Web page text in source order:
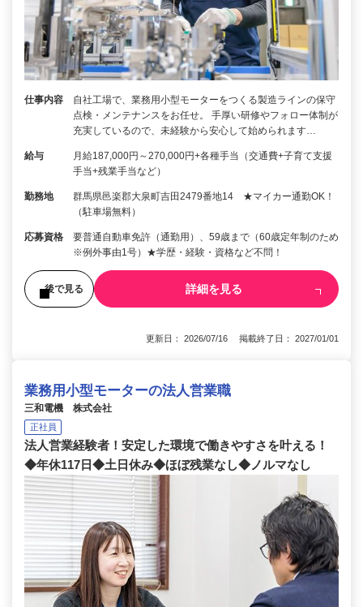
仕事内容
自社工場で、業務用小型モーターをつくる製造ラインの保守
点検・メンテナンスをお任せ。 手厚い研修やフォロー体制が
充実しているので、未経験から安心して始められます…
給与
月給187,000円～270,000円+各種手当（交通費+子育て支援
手当+残業手当など）
勤務地
群馬県邑楽郡大泉町吉田2479番地14 ★マイカー通勤OK！
（駐車場無料）
応募資格
要普通自動車免許（通勤用）、59歳まで（60歳定年制のため
※例外事由1号）★学歴・経験・資格など不問！
後で見る 詳細を見る
更新日： 2026/07/16 掲載終了日： 2027/01/01
業務用小型モーターの法人営業職
三和電機 株式会社
正社員
法人営業経験者！安定した環境で働きやすさを叶える！
◆年休117日◆土日休み◆ほぼ残業なし◆ノルマなし